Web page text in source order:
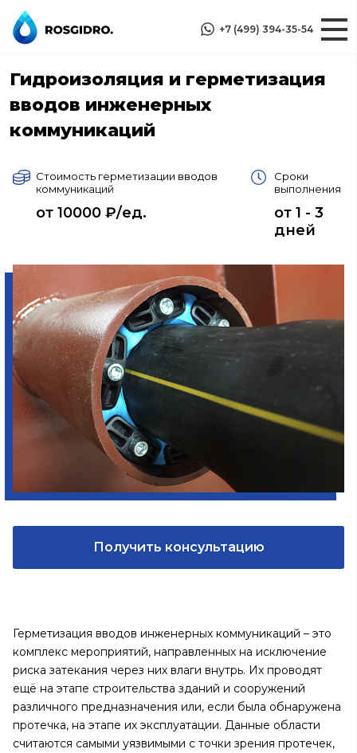
+7 (499) 394-35-54
Гидроизоляция и герметизация
вводов инженерных
коммуникаций
Стоимость герметизации вводов
коммуникаций
от 10000 ₽/ед.
Сроки
выполнения
от 1 - 3
дней
Получить консультацию
Герметизация вводов инженерных коммуникаций – это
комплекс мероприятий, направленных на исключение
риска затекания через них влаги внутрь. Их проводят
ещё на этапе строительства зданий и сооружений
различного предназначения или, если была обнаружена
протечка, на этапе их эксплуатации. Данные области
считаются самыми уязвимыми с точки зрения протечек,